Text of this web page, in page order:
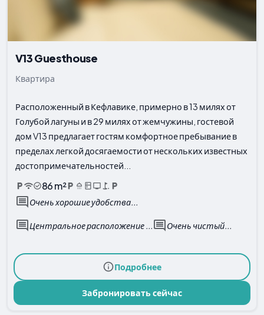
V13 Guesthouse
Квартира
Расположенный в Кефлавике, примерно в 13 милях от
Голубой лагуны и в 29 милях от жемчужины, гостевой
дом V13 предлагает гостям комфортное пребывание в
пределах легкой досягаемости от нескольких известных
достопримечательностей...
86 m²
Очень хорошие удобства...
Центральное расположение ... Очень чистый...
Подробнее
Забронировать сейчас